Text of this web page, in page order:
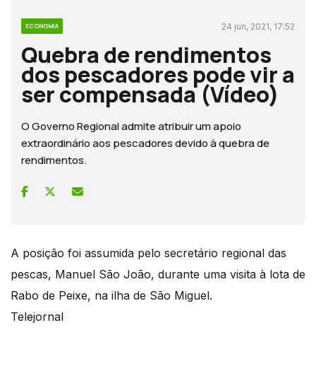
ECONOMIA 24 jun, 2021, 17:52
Quebra de rendimentos
dos pescadores pode vir a
ser compensada (Vídeo)
O Governo Regional admite atribuir um apoio
extraordinário aos pescadores devido à quebra de
rendimentos.
A posição foi assumida pelo secretário regional das
pescas, Manuel São João, durante uma visita à lota de
Rabo de Peixe, na ilha de São Miguel.
Telejornal